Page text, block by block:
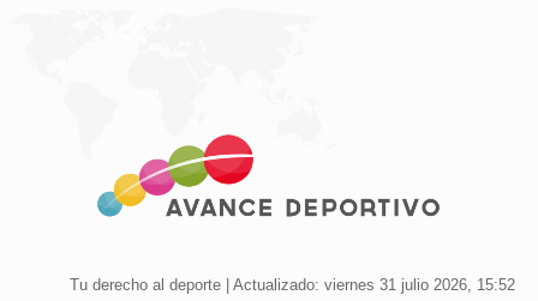
Tu derecho al deporte | Actualizado: viernes 31 julio 2026, 15:52